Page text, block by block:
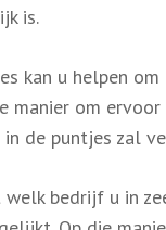
is.
kan u helpen
manier om
de puntjes zal
bedrijf u in